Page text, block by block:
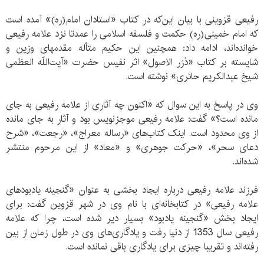
رفیعی قزوینی با بیان این‌که در کتاب «استادان امام(ره)» آمده است
که امام خمینی(ره) حکمت و فلسفه اسلامی را عمدتا نزد علامه رفیعی
خوانده‌اند، ادامه داد: همچنین این حکیم متأله مقدمه‏ای وزین و
شایسته بر کتاب «دُرَر الاصول» اثر نفیس حضرت «آیت‌اللّه العظمی
شیخ عبدالکریم حائری» نوشته است.
وی در پاسخ به این سوال که «اکنون چه آثاری از علامه رفیعی به جای
مانده است؟» گفت: علامه رفیعی موجزنویس بود و آثار به جای مانده
از وی محدود است. اینک کتاب‌های «رساله معراج»، «رجعت»، «شرح
دعای سحر»، «حرکت جوهری» و «معاد» از این مرحوم منتشر
شده‌اند.
فرزند علامه رفیعی درباره ایجاد بخشی به عنوان «گنجینه یادبودهای
علامه رفیعی» در کتابخانه‌ای با نام وی در شهر قزوین گفت: برای
ایجاد بخش «گنجینه یادبود» بسیار دیر شده است، چرا که علامه
رفیعی سال 1353 از دنیا رفت و یادگاری‌های وی در طول زمان از بین
رفته‌اند و تقریبا چیزی برای یادگاری باقی نمانده است.